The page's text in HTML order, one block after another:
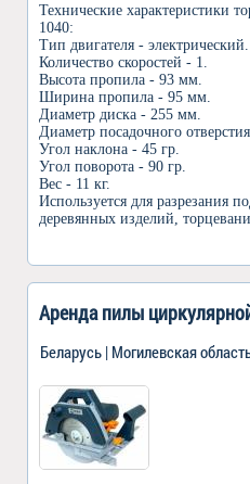
Технические характеристики
1040:
Тип двигателя - электрический.
Количество скоростей - 1.
Высота пропила - 93 мм.
Ширина пропила - 95 мм.
Диаметр диска - 255 мм.
Диаметр посадочного
Угол наклона - 45 гр.
Угол поворота - 90 гр.
Вес - 11 кг.
Используется для разрезания
деревянных изделий,
Аренда пилы
Беларусь | Могилевская